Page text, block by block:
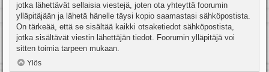
jotka lähettävät sellaisia viestejä, joten ota yhteyttä foorumin
ylläpitäjään ja lähetä hänelle täysi kopio saamastasi sähköpostista.
On tärkeää, että se sisältää kaikki otsaketiedot sähköpostista,
jotka sisältävät viestin lähettäjän tiedot. Foorumin ylläpitäjä voi
sitten toimia tarpeen mukaan.
Ylös